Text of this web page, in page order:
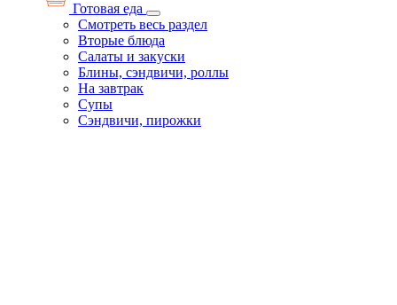
Готовая еда
Смотреть весь раздел
Вторые блюда
Салаты и закуски
Блины, сэндвичи, роллы
На завтрак
Супы
Сэндвичи, пирожки